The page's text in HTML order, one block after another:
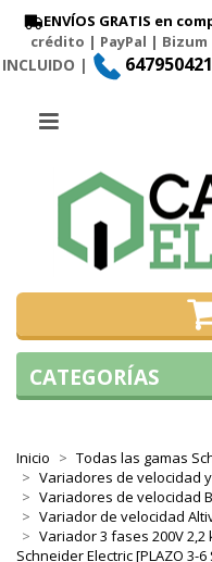
ENVÍOS GRATIS en
crédito | PayPal | Bizum
INCLUIDO |
647950421
Menú
Inicio
Todas las gamas
Variadores de velocidad
Variadores de velocidad
Variador de velocidad
Variador 3 fases 200V 2,2
Schneider Electric [PLAZO 3-6
CATEGORÍAS